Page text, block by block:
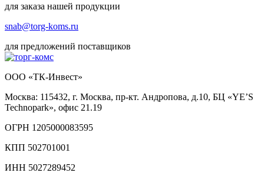
для заказа нашей продукции
snab@torg-koms.ru
для предложений поставщиков
ООО «ТК-Инвест»
Москва: 115432, г. Москва, пр-кт. Андропова, д.10, БЦ «YE’S
Technopark», офис 21.19
ОГРН 1205000083595
КПП 502701001
ИНН 5027289452